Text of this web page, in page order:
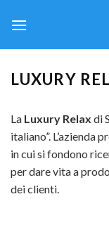
LUXURY
La Luxury Relax di
italiano”. L’azienda
in cui si fondono
per dare vita a
dei clienti.